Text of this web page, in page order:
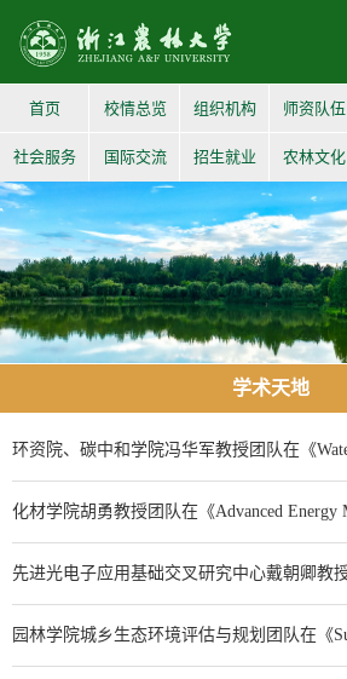
首页 校情总览 组织机构 师资队伍
社会服务 国际交流 招生就业 农林文化
学术天地